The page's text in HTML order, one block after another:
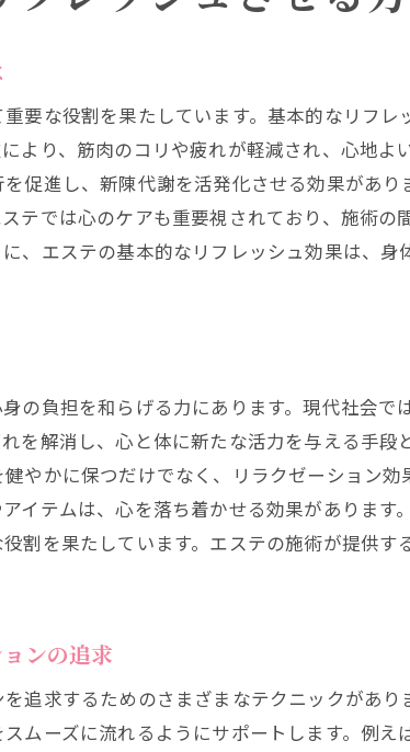
テティシャンの手による心地よいリラクゼー
エステティシャンが選ぶリラックス効果の高
心地よさを追求するエステ施術の工夫
エステティシャンとの信頼関係が生む安心感
リラクゼーションの秘密を知るエステティシ
ストレスを和らげるエステのテクニック
リフレッシュに効果的なエステメニューの紹介
エステが提供するストレス解放の時間
エステでストレスを和らげるポイント
テで叶える美しさとリフレッシュの両立
美と健康を追求するエステのアプローチ
リフレッシュしながら美しさを手に入れる方法
エステがもたらす美しさへの新しい視点
要な役割を果たしています。基本的なリフ
より、筋肉のコリや疲れが軽減され、心地
促進し、新陳代謝を活発化させる効果があ
テでは心のケアも重要視されており、施術
、エステの基本的なリフレッシュ効果は、
の負担を和らげる力にあります。現代社会
を解消し、心と体に新たな活力を与える手
やかに保つだけでなく、リラクゼーション
イテムは、心を落ち着かせる効果がありま
割を果たしています。エステの施術が提供
ンの追求
追求するためのさまざまなテクニックがあ
ムーズに流れるようにサポートします。例